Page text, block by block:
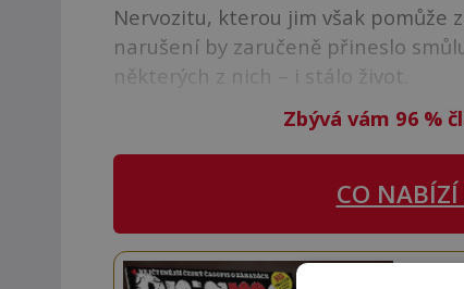
Nervozitu, kterou jim však pomůže
narušení by zaručeně přineslo
některých z nich – i stálo život.
Zbývá vám 96 %
CO NABÍZÍ